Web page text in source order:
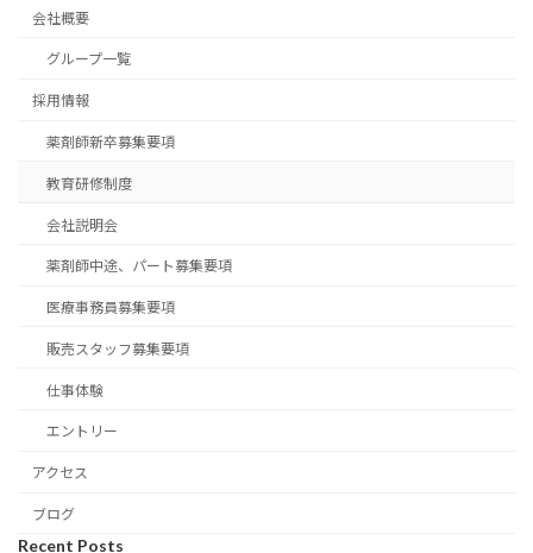
会社概要
グループ一覧
採用情報
薬剤師新卒募集要項
教育研修制度
会社説明会
薬剤師中途、パート募集要項
医療事務員募集要項
販売スタッフ募集要項
仕事体験
エントリー
アクセス
ブログ
Recent Posts